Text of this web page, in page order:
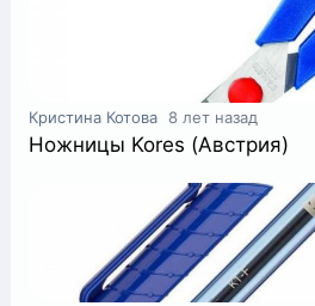
Кристина Котова 8 лет назад
Ножницы Kores (Австрия)